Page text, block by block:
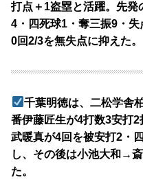
打点＋1盗塁と活躍。先
4・四死球1・奪三振9・
0回2/3を無失点に抑えた。
千葉明徳は、二松学舎
番伊藤匠生が4打数3安打
武暖真が4回を被安打2・
し、その後は小池大和→
た。